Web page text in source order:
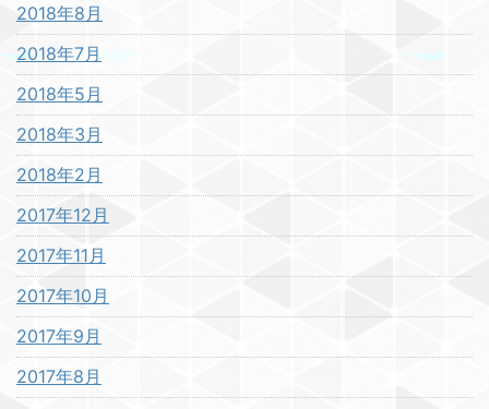
2018年8月
2018年7月
2018年5月
2018年3月
2018年2月
2017年12月
2017年11月
2017年10月
2017年9月
2017年8月